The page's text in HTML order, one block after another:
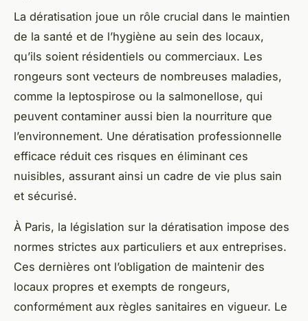
La dératisation joue un rôle crucial dans le maintien
de la santé et de l’hygiène au sein des locaux,
qu’ils soient résidentiels ou commerciaux. Les
rongeurs sont vecteurs de nombreuses maladies,
comme la leptospirose ou la salmonellose, qui
peuvent contaminer aussi bien la nourriture que
l’environnement. Une dératisation professionnelle
efficace réduit ces risques en éliminant ces
nuisibles, assurant ainsi un cadre de vie plus sain
et sécurisé.
À Paris, la législation sur la dératisation impose des
normes strictes aux particuliers et aux entreprises.
Ces dernières ont l’obligation de maintenir des
locaux propres et exempts de rongeurs,
conformément aux règles sanitaires en vigueur. Le